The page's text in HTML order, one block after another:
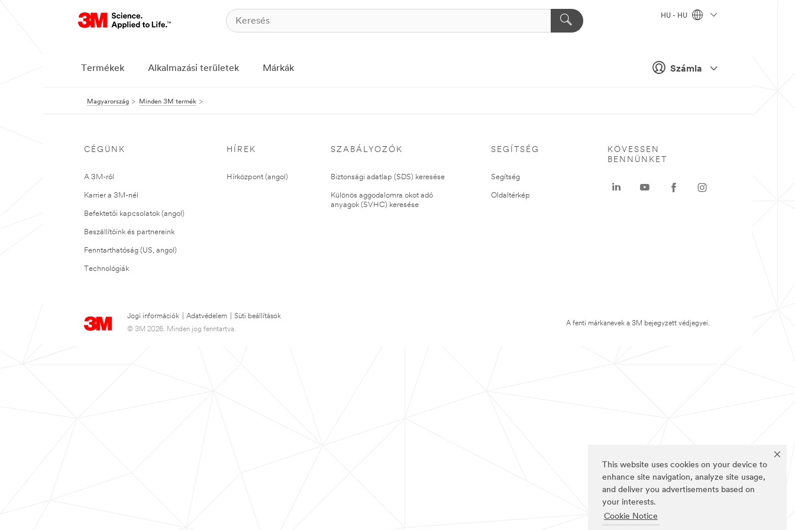
This website uses cookies on your device to
enhance site navigation, analyze site usage,
and deliver you advertisements based on
your interests.
Cookie Notice
Számla
HU - HU
Termékek Alkalmazási területek Márkák
Magyarország Minden 3M termék
CÉGÜNK
A 3M-ről
Karrier a 3M-nél
Befektetői kapcsolatok (angol)
Beszállítóink és partnereink
Fenntarthatóság (US, angol)
Technológiák
HÍREK
Hírközpont (angol)
SZABÁLYOZÓK
Biztonsági adatlap (SDS) keresése
Különös aggodalomra okot adó
anyagok (SVHC) keresése
SEGÍTSÉG
Segítség
Oldaltérkép
Jogi információk Adatvédelem
Süti beállítások
© 3M 2026. Minden jog fenntartva.
KÖVESSEN
BENNÜNKET
A fenti márkanevek a 3M bejegyzett védjegyei.